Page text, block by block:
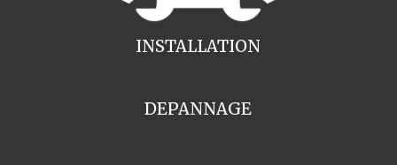
INSTALLATION
DEPANNAGE